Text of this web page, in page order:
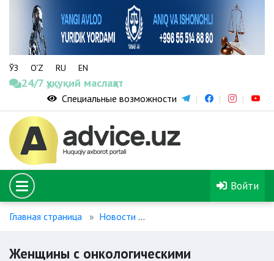
ЎЗ O‘Z RU EN
24/7 ҳуқуқий маслаҳат
Специальные возможности
Войти
Главная страница Новости
Женщины с онкологическими